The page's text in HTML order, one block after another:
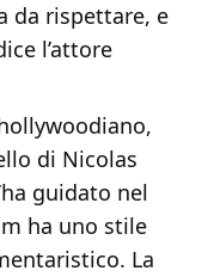
da rispettare, e
l’attore
di Nicolas
guidato nel
ha uno stile
La